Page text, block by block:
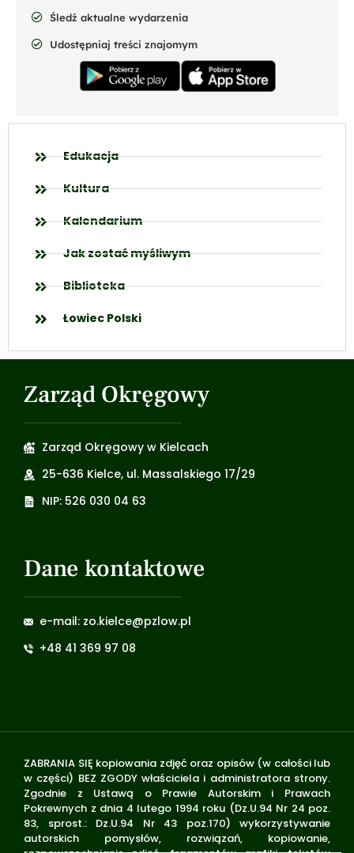
Śledź aktualne wydarzenia
Udostępniaj treści znajomym
Edukacja
Kultura
Kalendarium
Jak zostać myśliwym
Biblioteka
Łowiec Polski
Zarząd Okręgowy
Zarząd Okręgowy w Kielcach
25-636 Kielce, ul. Massalskiego 17/29
NIP: 526 030 04 63
Dane kontaktowe
e-mail: zo.kielce@pzlow.pl
+48 41 369 97 08
ZABRANIA SIĘ kopiowania zdjęć oraz opisów (w całości lub
w części) BEZ ZGODY właściciela i administratora strony.
Zgodnie z Ustawą o Prawie Autorskim i Prawach
Pokrewnych z dnia 4 lutego 1994 roku (Dz.U.94 Nr 24 poz.
83, sprost.: Dz.U.94 Nr 43 poz.170) wykorzystywanie
autorskich pomysłów, rozwiązań, kopiowanie,